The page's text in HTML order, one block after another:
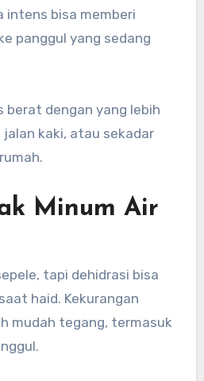
intens bisa memberi
panggul yang sedang
berat dengan yang lebih
kaki, atau sekadar
Minum Air
tapi dehidrasi bisa
haid. Kekurangan
mudah tegang, termasuk